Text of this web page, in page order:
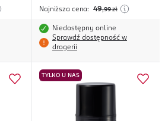
Najniższa cena: 49,99 zł
Niedostępny online
Sprawdź dostępność w
drogerii
TYLKO U NAS